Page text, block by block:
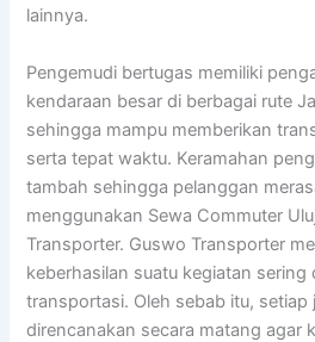
lainnya.
Pengemudi bertugas memiliki
kendaraan besar di berbagai rute
sehingga mampu memberikan
serta tepat waktu. Keramahan
tambah sehingga pelanggan
menggunakan Sewa Commuter
Transporter. Guswo Transporter
keberhasilan suatu kegiatan sering
transportasi. Oleh sebab itu,
direncanakan secara matang agar